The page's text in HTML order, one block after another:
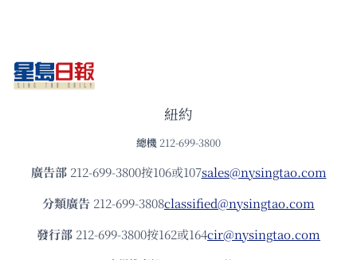
紐約
總機 212-699-3800
廣告部212-699-3800按106或107sales@nysingtao.com
分類廣告 212-699-3808classified@nysingtao.com
發⾏部 212-699-3800按162或164cir@nysingtao.com